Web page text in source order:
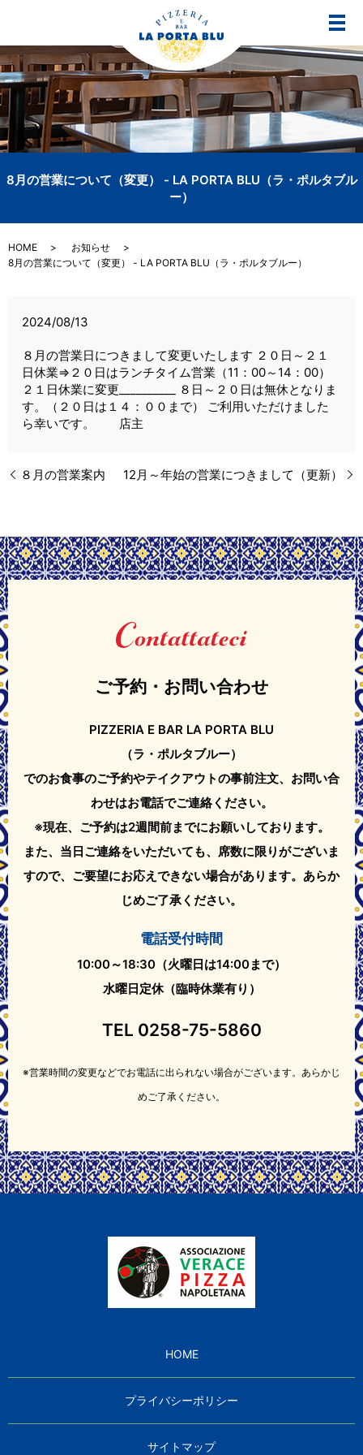
メ
8月の営業について（変更） - LA PORTA BLU（ラ・ポルタブル
ー）
HOME
お知らせ
8月の営業について（変更） - LA PORTA BLU（ラ・ポルタブルー）
2024/08/13
８月の営業日につきまして変更いたします ２０日～２１
日休業⇒２０日はランチタイム営業（11：00～14：00）
２１日休業に変更__________ ８日～２０日は無休となりま
す。（２０日は１４：００まで） ご利用いただけました
ら幸いです。 店主
８月の営業案内 12月～年始の営業につきまして（更新）
ご予約・お問い合わせ
PIZZERIA E BAR LA PORTA BLU
（ラ・ポルタブルー）
でのお食事のご予約やテイクアウトの事前注文、お問い合
わせはお電話でご連絡ください。
※現在、ご予約は2週間前までにお願いしております。
また、当日ご連絡をいただいても、席数に限りがございま
すので、ご要望にお応えできない場合があります。 あらか
じめご了承ください。
電話受付時間
10:00～18:30（火曜日は14:00まで）
水曜日定休（臨時休業有り）
TEL 0258-75-5860
※営業時間の変更などでお電話に出られない場合がございます。あらかじ
めご了承ください。
HOME
プライバシーポリシー
サイトマップ